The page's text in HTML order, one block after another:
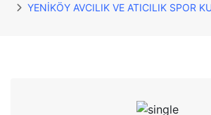
YENİKÖY AVCILIK VE ATICILIK SPOR